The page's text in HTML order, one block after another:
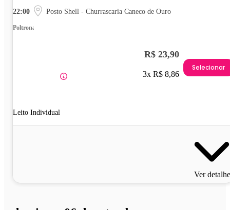
22:00 Posto Shell - Churrascaria Caneco de Ouro
Poltrona
Leito Individual
R$ 23,90
3x R$ 8,86
Selecionar
Ver